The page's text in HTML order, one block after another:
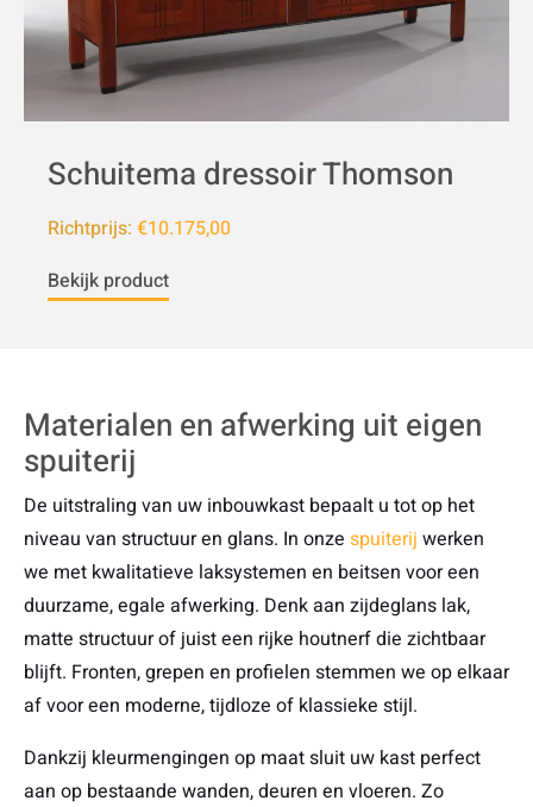
Schuitema dressoir Thomson
Richtprijs: €10.175,00
Bekijk product
Materialen en afwerking uit eigen
spuiterij
De uitstraling van uw inbouwkast bepaalt u tot op het
niveau van structuur en glans. In onze spuiterij werken
we met kwalitatieve laksystemen en beitsen voor een
duurzame, egale afwerking. Denk aan zijdeglans lak,
matte structuur of juist een rijke houtnerf die zichtbaar
blijft. Fronten, grepen en profielen stemmen we op elkaar
af voor een moderne, tijdloze of klassieke stijl.
Dankzij kleurmengingen op maat sluit uw kast perfect
aan op bestaande wanden, deuren en vloeren. Zo